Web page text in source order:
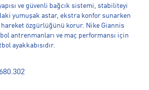
ve güvenli bağcık sistemi, stabiliteyi
yumuşak astar, ekstra konfor sunarken
hareket özgürlüğünü korur. Nike Giannis
antrenmanları ve maç performansı için
ayakkabısıdır.